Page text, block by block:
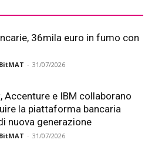
36mila euro in fumo con
- 31/07/2026
Accenture e IBM collaborano
la piattaforma bancaria
nuova generazione
- 31/07/2026